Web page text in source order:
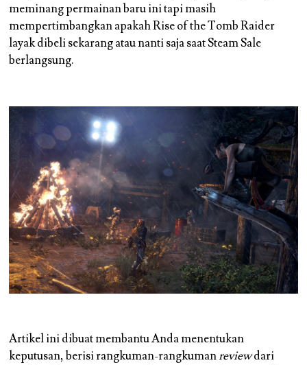
meminang permainan baru ini tapi masih
mempertimbangkan apakah Rise of the Tomb Raider
layak dibeli sekarang atau nanti saja saat Steam Sale
berlangsung.
Artikel ini dibuat membantu Anda menentukan
keputusan, berisi rangkuman-rangkumanreviewdari